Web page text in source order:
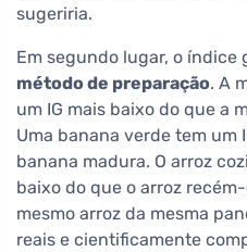
sugeriria.
Em segundo lugar, o índice
método de preparação. A
um IG mais baixo do que a
Uma banana verde tem um
banana madura. O arroz
baixo do que o arroz
mesmo arroz da mesma
reais e cientificamente